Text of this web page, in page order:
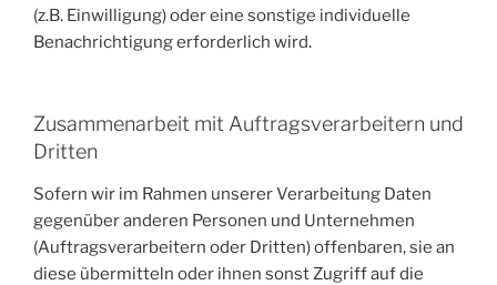
(z.B. Einwilligung) oder eine sonstige individuelle
Benachrichtigung erforderlich wird.
Zusammenarbeit mit Auftragsverarbeitern und
Dritten
Sofern wir im Rahmen unserer Verarbeitung Daten
gegenüber anderen Personen und Unternehmen
(Auftragsverarbeitern oder Dritten) offenbaren, sie an
diese übermitteln oder ihnen sonst Zugriff auf die